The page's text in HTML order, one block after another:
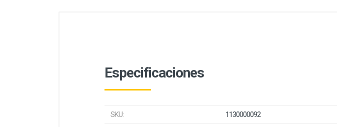
Especificaciones
SKU:
1130000092